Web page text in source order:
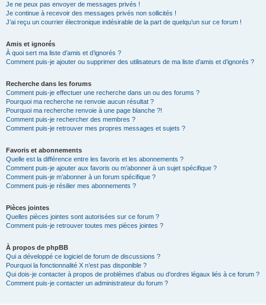
Je ne peux pas envoyer de messages privés !
Je continue à recevoir des messages privés non sollicités !
J’ai reçu un courrier électronique indésirable de la part de quelqu’un sur ce forum !
Amis et ignorés
À quoi sert ma liste d’amis et d’ignorés ?
Comment puis-je ajouter ou supprimer des utilisateurs de ma liste d’amis et d’ignorés ?
Recherche dans les forums
Comment puis-je effectuer une recherche dans un ou des forums ?
Pourquoi ma recherche ne renvoie aucun résultat ?
Pourquoi ma recherche renvoie à une page blanche ?!
Comment puis-je rechercher des membres ?
Comment puis-je retrouver mes propres messages et sujets ?
Favoris et abonnements
Quelle est la différence entre les favoris et les abonnements ?
Comment puis-je ajouter aux favoris ou m’abonner à un sujet spécifique ?
Comment puis-je m’abonner à un forum spécifique ?
Comment puis-je résilier mes abonnements ?
Pièces jointes
Quelles pièces jointes sont autorisées sur ce forum ?
Comment puis-je retrouver toutes mes pièces jointes ?
À propos de phpBB
Qui a développé ce logiciel de forum de discussions ?
Pourquoi la fonctionnalité X n’est pas disponible ?
Qui dois-je contacter à propos de problèmes d’abus ou d’ordres légaux liés à ce forum ?
Comment puis-je contacter un administrateur du forum ?